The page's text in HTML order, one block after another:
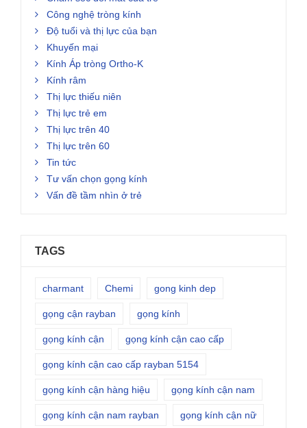
Công nghệ tròng kính
Độ tuổi và thị lực của bạn
Khuyến mại
Kính Áp tròng Ortho-K
Kính râm
Thị lực thiếu niên
Thị lực trẻ em
Thị lực trên 40
Thị lực trên 60
Tin tức
Tư vấn chọn gọng kính
Vấn đề tầm nhìn ở trẻ
TAGS
charmant Chemi gong kinh dep
gọng cận rayban gọng kính
gọng kính cận gọng kính cận cao cấp
gọng kính cận cao cấp rayban 5154
gọng kính cận hàng hiệu gọng kính cận nam
gọng kính cận nam rayban gọng kính cận nữ